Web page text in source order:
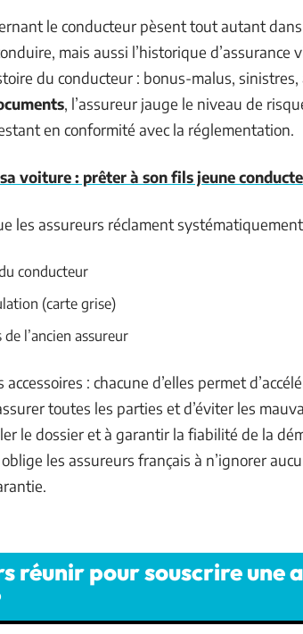
le conducteur pèsent tout autant dans
mais aussi l’historique d’assurance
du conducteur : bonus-malus,
, l’assureur jauge le niveau de
en conformité avec la réglementation.
voiture : prêter à son fils jeune
les assureurs réclament
conducteur
(carte grise)
l’ancien assureur
: chacune d’elles permet
toutes les parties et d’éviter les
le dossier et à garantir la fiabilité de la
les assureurs français à n’ignorer
réunir pour souscrire une